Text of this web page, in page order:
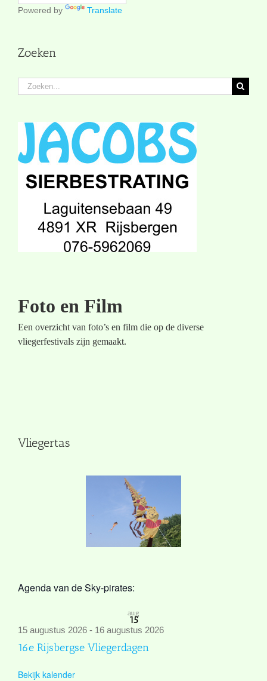
Foto en Film
Een overzicht van foto’s en film die op de diverse
vliegerfestivals zijn gemaakt.
Vliegertas
Agenda van de Sky-pirates:
aug
15
15 augustus 2026 - 16 augustus 2026
16e Rijsbergse Vliegerdagen
Bekijk kalender
Powered by Translate
Zoeken
Zoeken
naar: